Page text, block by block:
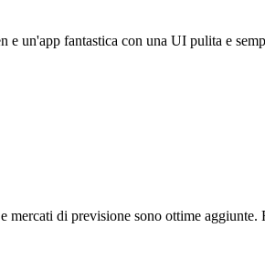
e un'app fantastica con una UI pulita e
di previsione sono ottime aggiunte.